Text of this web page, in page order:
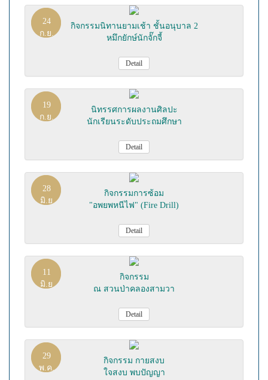
24
ก.ย.
กิจกรรมนิทานยามเช้า ชั้นอนุบาล 2
หมึกยักษ์นักจั๊กจี้
Detail
19
ก.ย.
นิทรรศการผลงานศิลปะ
นักเรียนระดับประถมศึกษา
Detail
28
มิ.ย
กิจกรรมการซ้อม
"อพยพหนีไฟ" (Fire Drill)
Detail
11
มิ.ย
กิจกรรม
ณ สวนป่าคลองสามวา
Detail
29
พ.ค.
กิจกรรม กายสงบ
ใจสงบ พบปัญญา